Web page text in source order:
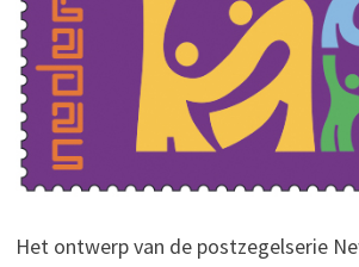
Het ontwerp van de postzegelserie